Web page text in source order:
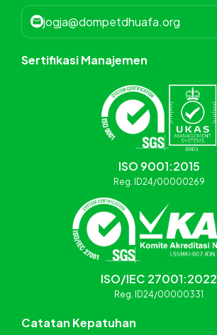
jogja@dompetdhuafa.org
Sertifikasi Manajemen
ISO 9001:2015
Reg. ID24/00000269
ISO/IEC 27001:2022
Reg. ID24/00000331
Catatan Kepatuhan